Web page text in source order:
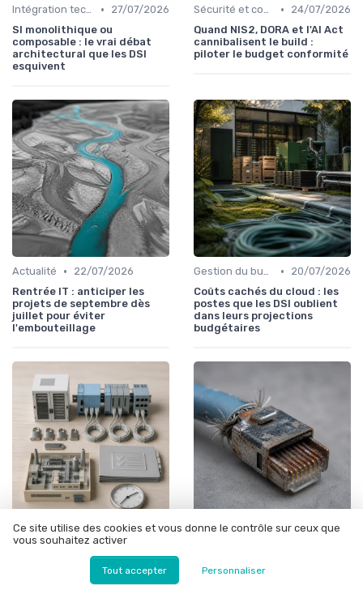
Intégration technologique •
27/07/2026
SI monolithique ou
composable : le vrai débat
architectural que les DSI
esquivent
Sécurité et conformité •
24/07/2026
Quand NIS2, DORA et l'AI Act
cannibalisent le build :
piloter le budget conformité
Actualité •
22/07/2026
Rentrée IT : anticiper les
projets de septembre dès
juillet pour éviter
l'embouteillage
Gestion du budget IT •
20/07/2026
Coûts cachés du cloud : les
postes que les DSI oublient
dans leurs projections
budgétaires
Sécurité et conformité • 17/07/2026
Cyber Resilience Act : ce que
les DSI de l'industrie doivent
anticiper avant décembre
Sécurité et conformité • 15/07/2026
prérequis que les projets IA
découvrent trop tard
Ce site utilise des cookies et vous donne le contrôle sur ceux que
vous souhaitez activer
Tout accepter Personnaliser